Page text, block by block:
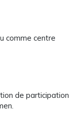
comme centre
de participation